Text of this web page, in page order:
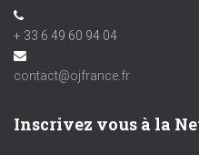
+ 33 6 49 60 94 04
contact@ojfrance.fr
Inscrivez vous à la